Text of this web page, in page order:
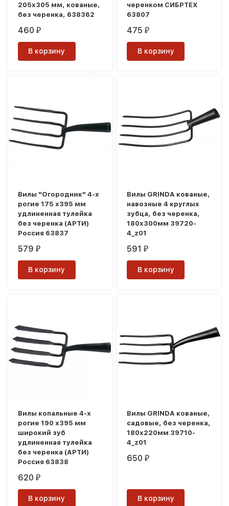
205х305 мм, кованые,
без черенка, 638362
460₽
В корзину
черенком СИБРТЕХ
63807
475₽
В корзину
Вилы "Огородник" 4-х
рогие 175 х395 мм
удлиненная тулейка
без черенка (АРТИ)
Россия 63837
579₽
В корзину
Вилы GRINDA кованые,
навозные 4 круглых
зубца, без черенка,
180х300мм 39720-
4_z01
591₽
В корзину
Вилы копальные 4-х
рогие 190 х395 мм
широкий зуб
удлиненная тулейка
без черенка (АРТИ)
Россия 63838
620₽
В корзину
Вилы GRINDA кованые,
садовые, без черенка,
180х220мм 39710-
4_z01
650₽
В корзину